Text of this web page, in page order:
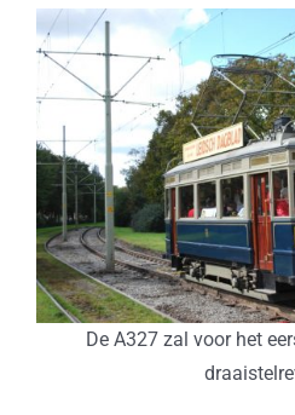
De A327 zal voor het